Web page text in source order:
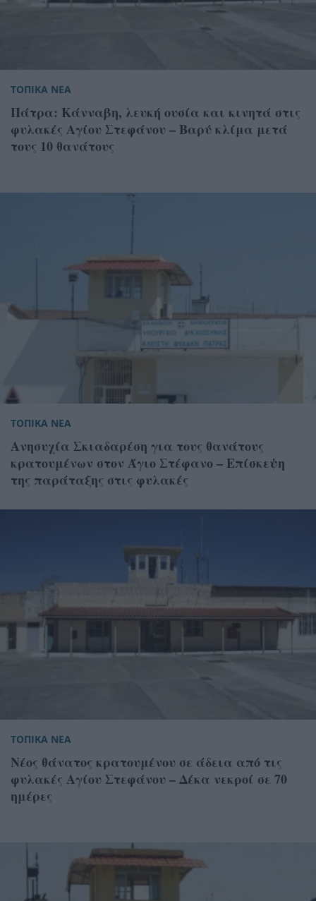
ΤΟΠΙΚΑ ΝΕΑ
Πάτρα: Κάνναβη, λευκή ουσία και κινητά στις
φυλακές Αγίου Στεφάνου – Βαρύ κλίμα μετά
τους 10 θανάτους
ΤΟΠΙΚΑ ΝΕΑ
Ανησυχία Σκιαδαρέση για τους θανάτους
κρατουμένων στον Άγιο Στέφανο – Επίσκεψη
της παράταξης στις φυλακές
ΤΟΠΙΚΑ ΝΕΑ
Νέος θάνατος κρατουμένου σε άδεια από τις
φυλακές Αγίου Στεφάνου – Δέκα νεκροί σε 70
ημέρες